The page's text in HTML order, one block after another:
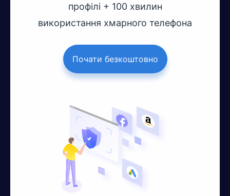
профілі + 100 хвилин
використання хмарного телефона
Почати безкоштовно